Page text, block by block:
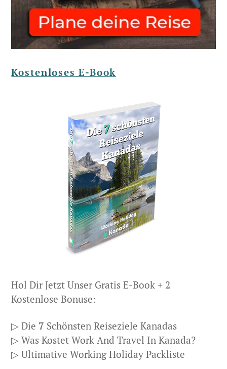
Kostenloses E-Book
Hol Dir Jetzt Unser Gratis E-Book + 2
Kostenlose Bonuse:
▷ Die 7 Schönsten Reiseziele Kanadas
▷ Was Kostet Work And Travel In Kanada?
▷ Ultimative Working Holiday Packliste